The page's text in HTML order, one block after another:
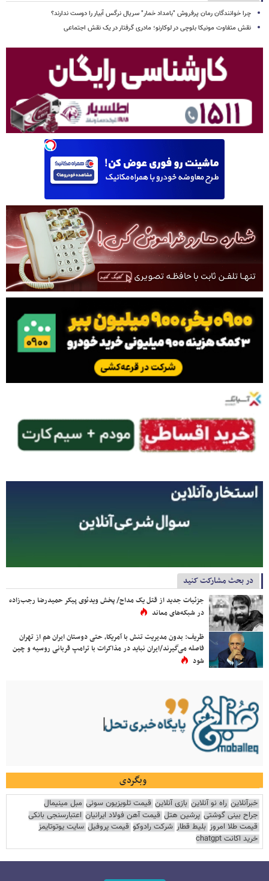
چرا خوانندگان رمان پرفروش "بامداد خمار" سریال نرگس آبیار را دوست ندارند؟
نقش متفاوت مونیکا بلوچی در لوکارنو؛ مادری گرفتار در یک نقش اجتماعی
در بحث مشارکت کنید
جزئیات جدید از قتل یک مداح/ پخش ویدئوی پیکر حمیدرضا رجب‌زاده
در شبکه‌های معاند
ظریف: بدون مدیریت تنش با آمریکا، حتی دوستان ایران هم از تهران
فاصله می‌گیرند/ایران نباید در مذاکرات با ترامپ قربانی روسیه و چین
شود
وبگردی
خبرآنلاین راه نو آنلاین بازی آنلاین قیمت تلویزیون سونی مبل مینیمال
جراح بینی گوشتی پرشین هتل قیمت آهن فولاد ایرانیان اعتبارسنجی بانکی
قیمت طلا امروز بلیط قطار شرکت رادوکو قیمت پروفیل سایت یوتوتایمز
خرید اکانت chatgpt